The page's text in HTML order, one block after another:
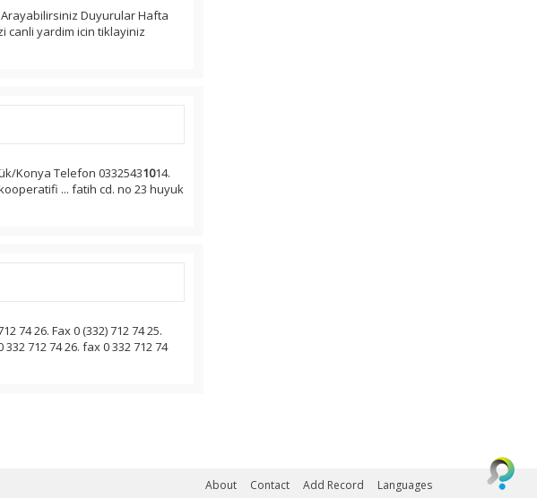
Arayabilirsiniz Duyurular Hafta
canli yardim icin tiklayiniz
Konya Telefon 03325431014.
... fatih cd. no 23 huyuk
74 26. Fax 0 (332) 712 74 25.
712 74 26. fax 0 332 712 74
About Contact Add Record Languages